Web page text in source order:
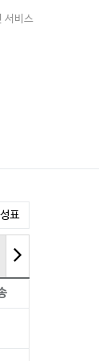
서비스
표